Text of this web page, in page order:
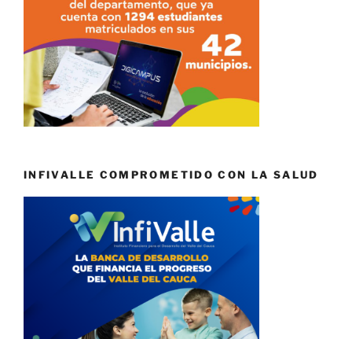
INFIVALLE COMPROMETIDO CON LA SALUD